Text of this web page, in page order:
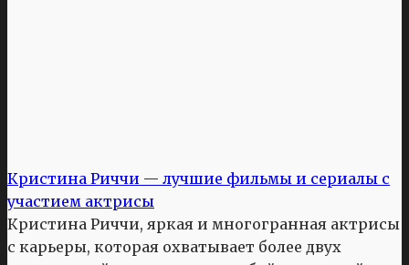
Кристина Риччи — лучшие фильмы и сериалы с
участием актрисы
Кристина Риччи, яркая и многогранная актрисы
с карьеры, которая охватывает более двух